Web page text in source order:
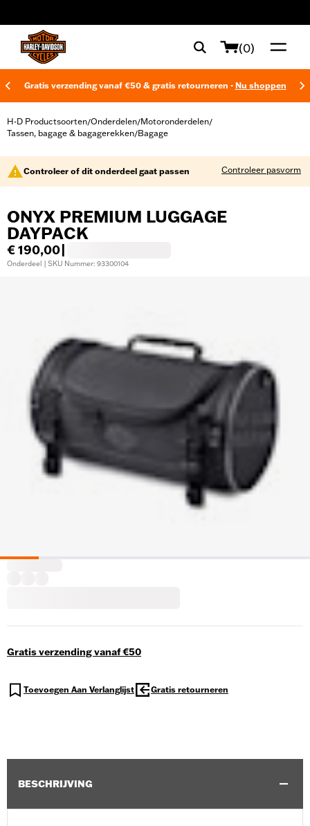
(0)
Gratis verzending vanaf €50 & gratis retourneren - Nu shoppen
H-D Productsoorten/Onderdelen/Motoronderdelen/
Tassen, bagage & bagagerekken/Bagage
Controleer of dit onderdeel gaat passen Controleer pasvorm
ONYX PREMIUM LUGGAGE
DAYPACK
€ 190,00
Onderdeel | SKU Nummer: 93300104
Gratis verzending vanaf €50
Toevoegen Aan Verlanglijst Gratis retourneren
BESCHRIJVING